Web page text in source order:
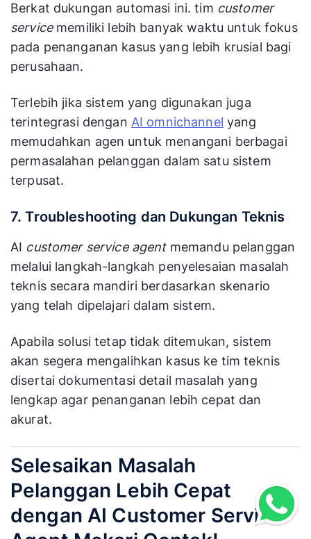
Berkat dukungan automasi ini. tim customer
servicememiliki lebih banyak waktu untuk fokus
pada penanganan kasus yang lebih krusial bagi
perusahaan.
Terlebih jika sistem yang digunakan juga
terintegrasi dengan AI omnichannel yang
memudahkan agen untuk menangani berbagai
permasalahan pelanggan dalam satu sistem
terpusat.
7. Troubleshooting dan Dukungan Teknis
AI customer service agentmemandu pelanggan
melalui langkah-langkah penyelesaian masalah
teknis secara mandiri berdasarkan skenario
yang telah dipelajari dalam sistem.
Apabila solusi tetap tidak ditemukan, sistem
akan segera mengalihkan kasus ke tim teknis
disertai dokumentasi detail masalah yang
lengkap agar penanganan lebih cepat dan
akurat.
Selesaikan Masalah
Pelanggan Lebih Cepat
dengan AI Customer Service